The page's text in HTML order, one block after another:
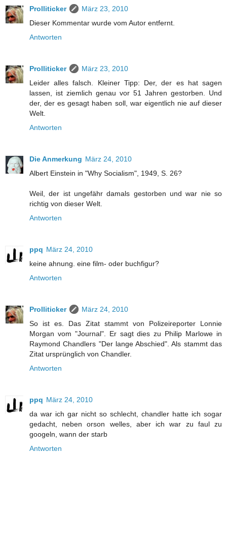
Prolliticker
März 23, 2010
Dieser Kommentar wurde vom Autor entfernt.
Antworten
Prolliticker
März 23, 2010
Leider alles falsch. Kleiner Tipp: Der, der es hat sagen
lassen, ist ziemlich genau vor 51 Jahren gestorben. Und
der, der es gesagt haben soll, war eigentlich nie auf dieser
Welt.
Antworten
Die Anmerkung März 24, 2010
Albert Einstein in "Why Socialism", 1949, S. 26?
Weil, der ist ungefähr damals gestorben und war nie so
richtig von dieser Welt.
Antworten
ppq März 24, 2010
keine ahnung. eine film- oder buchfigur?
Antworten
Prolliticker
März 24, 2010
So ist es. Das Zitat stammt von Polizeireporter Lonnie
Morgan vom "Journal". Er sagt dies zu Philip Marlowe in
Raymond Chandlers "Der lange Abschied". Als stammt das
Zitat ursprünglich von Chandler.
Antworten
ppq März 24, 2010
da war ich gar nicht so schlecht, chandler hatte ich sogar
gedacht, neben orson welles, aber ich war zu faul zu
googeln, wann der starb
Antworten